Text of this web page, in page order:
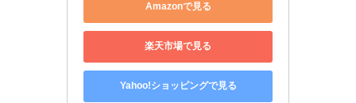
Amazonで見る
楽天市場で見る
Yahoo!ショッピングで見る